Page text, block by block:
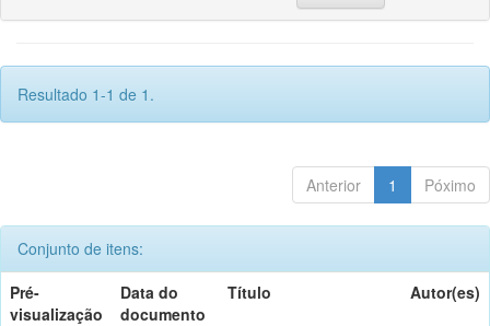
Resultado 1-1 de 1.
Anterior 1 Póximo
Conjunto de itens:
Pré-
visualização
Data do
documento
Título Autor(es)